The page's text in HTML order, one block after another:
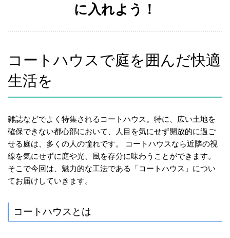
に入れよう！
コートハウスで庭を囲んだ快適
生活を
雑誌などでよく特集されるコートハウス。特に、広い土地を
確保できない都心部において、人目を気にせず開放的に過ご
せる庭は、多くの人の憧れです。 コートハウスなら近隣の視
線を気にせずに庭や光、風を存分に味わうことができます。
そこで今回は、魅力的な工法である「コートハウス」につい
てお届けしていきます。
コートハウスとは